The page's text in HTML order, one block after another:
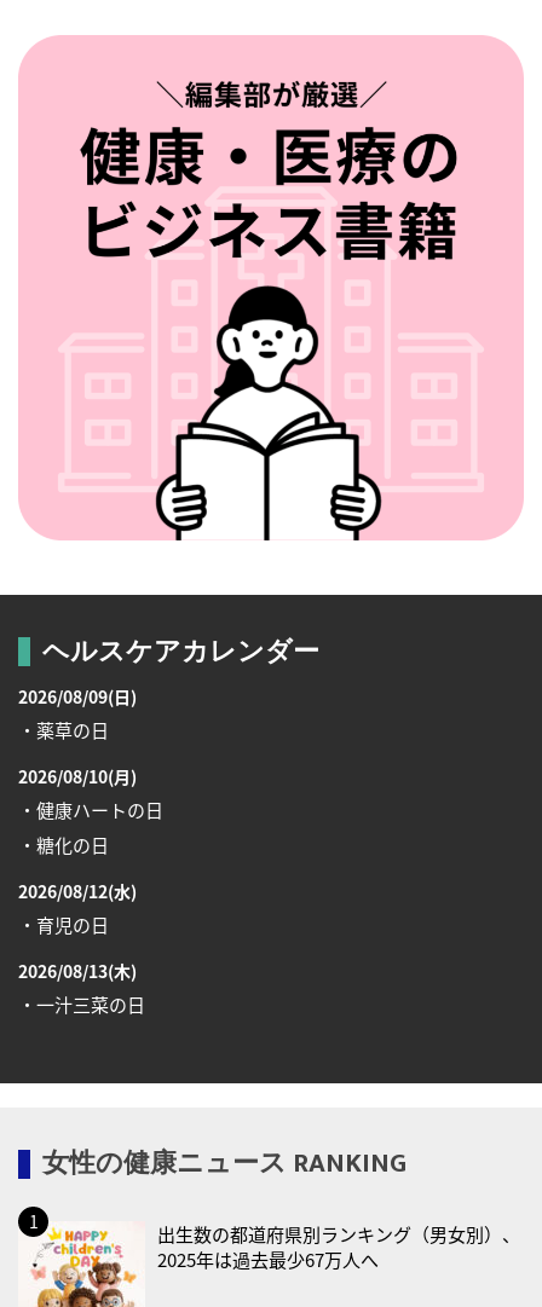
ヘルスケアカレンダー
2026/08/09(日)
・薬草の日
2026/08/10(月)
・健康ハートの日
・糖化の日
2026/08/12(水)
・育児の日
2026/08/13(木)
・一汁三菜の日
・減塩の日
・防犯の日
2026/08/19(水)
・世界人道デー
・食育の日
女性の健康ニュース RANKING
出生数の都道府県別ランキング（男女別）、
2025年は過去最少67万人へ